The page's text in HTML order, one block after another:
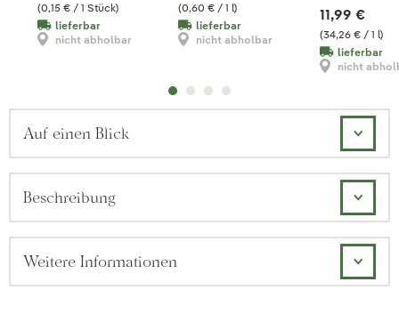
(0,15 € / 1 Stück)
lieferbar
nicht abholbar
(0,60 € / 1 l)
lieferbar
nicht abholbar
(34,26 € / 1 l)
11,99 €
lieferbar
nicht
Auf einen Blick
Beschreibung
Weitere Informationen